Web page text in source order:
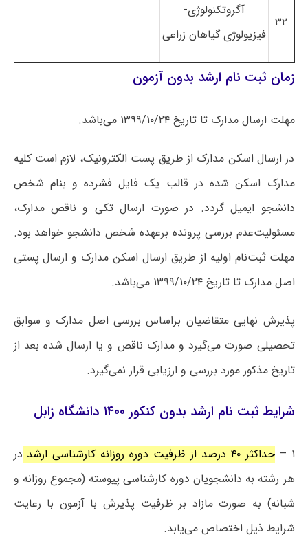
۳۲
آگروتکنولوژی-
فیزیولوژی گیاهان زراعی
زمان ثبت نام ارشد بدون آزمون
مهلت ارسال مدارک تا تاریخ ۱۳۹۹/۱۰/۲۴ می‌باشد.
در ارسال اسکن مدارک از طریق پست الکترونیک، لازم است کلیه
مدارک اسکن شده در قالب یک فایل فشرده و بنام شخص
دانشجو ایمیل گردد. در صورت ارسال تکی و ناقص مدارک،
مسئولیت‌عدم بررسی پرونده برعهده شخص دانشجو خواهد بود.
مهلت ثبت‌نام اولیه از طریق ارسال اسکن مدارک و ارسال پستی
اصل مدارک تا تاریخ ۱۳۹۹/۱۰/۲۴ می‌باشد.
پذیرش نهایی متقاضیان براساس بررسی اصل مدارک و سوابق
تحصیلی صورت می‌گیرد و مدارک ناقص و یا ارسال شده بعد از
تاریخ مذکور مورد بررسی و ارزیابی قرار نمی‌گیرد.
شرایط ثبت نام ارشد بدون کنکور ۱۴۰۰ دانشگاه زابل
۱ – حداکثر ۴۰ درصد از ظرفیت دوره روزانه کارشناسی ارشد
در
هر رشته به دانشجویان دوره کارشناسی پیوسته (مجموع روزانه و
شبانه) به صورت مازاد بر ظرفیت پذیرش با آزمون با رعایت
شرایط ذیل اختصاص می‌یابد.